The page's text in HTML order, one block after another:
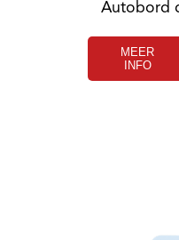
Autobord
MEER
INFO